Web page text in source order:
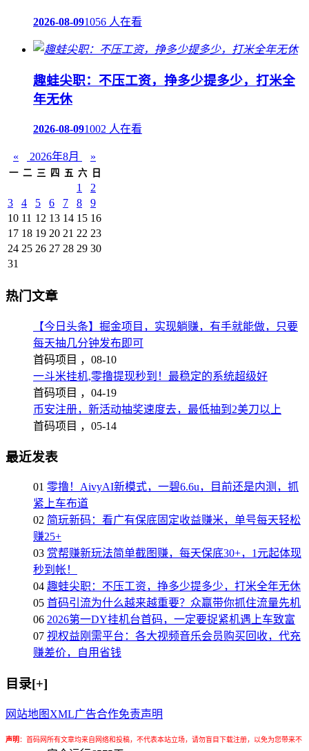
2026-08-091056 人在看
趣蛙尖职：不压工资，挣多少提多少，打米全
年无休
2026-08-091002 人在看
« 2026年8月 »
一 二 三 四 五 六 日
1
2
3
4 5 6 7 8
9
10 11 12 13 14 15 16
17 18 19 20 21 22 23
24 25 26 27 28 29 30
31
热门文章
【今日头条】掘金项目，实现躺赚，有手就能做，只要
每天抽几分钟发布即可
首码项目 ， 08-10
一斗米挂机,零撸提现秒到！最稳定的系统超级好
首码项目 ， 04-19
币安注册，新活动抽奖速度去，最低抽到2美刀以上
首码项目 ， 05-14
最近发表
01 零撸！AivyAI新模式，一碧6.6u，目前还是内测，抓
紧上车布道
02 简玩新码：看广有保底固定收益赚米，单号每天轻松
赚25+
03 赏帮赚新玩法简单截图赚，每天保底30+，1元起体现
秒到帐！
04 趣蛙尖职：不压工资，挣多少提多少，打米全年无休
05 首码引流为什么越来越重要？众赢带你抓住流量先机
06 2026第一DY挂机台首码，一定要捉紧机遇上车致富
07 视权益刚需平台：各大视频音乐会员购买回收，代充
赚差价，自用省钱
目录[+]
网站地图 XML广告合作免责声明
声明： 首码网所有文章均来自网络和投稿，不代表本站立场，请勿盲目下载注册，以免为您带来不